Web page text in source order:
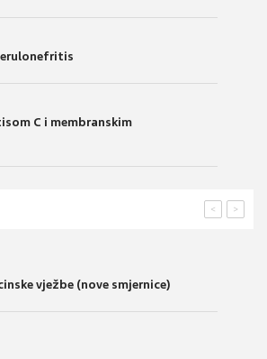
C i membranskim
>
<
vježbe (nove smjernice)